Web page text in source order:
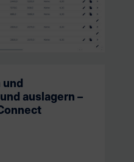
auslagern –